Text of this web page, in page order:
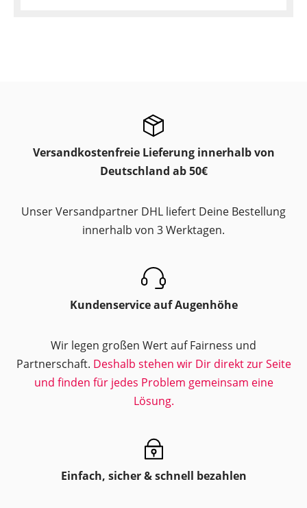
Versandkostenfreie Lieferung innerhalb von
Deutschland ab 50€
Unser Versandpartner DHL liefert Deine Bestellung
innerhalb von 3 Werktagen.
Kundenservice auf Augenhöhe
Wir legen großen Wert auf Fairness und
Partnerschaft. Deshalb stehen wir Dir direkt zur Seite
und finden für jedes Problem gemeinsam eine
Lösung.
Einfach, sicher & schnell bezahlen